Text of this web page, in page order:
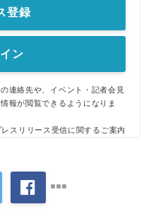
登録
ン
連絡先や、イベント・記者会見
報が閲覧できるようになりま
レスリリース受信に関するご案内